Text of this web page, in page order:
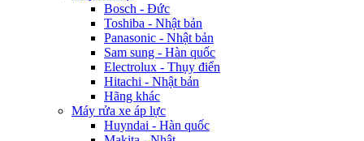
Bosch - Đức
Toshiba - Nhật bản
Panasonic - Nhật bản
Sam sung - Hàn quốc
Electrolux - Thụy điển
Hitachi - Nhật bản
Hãng khác
Máy rửa xe áp lực
Huyndai - Hàn quốc